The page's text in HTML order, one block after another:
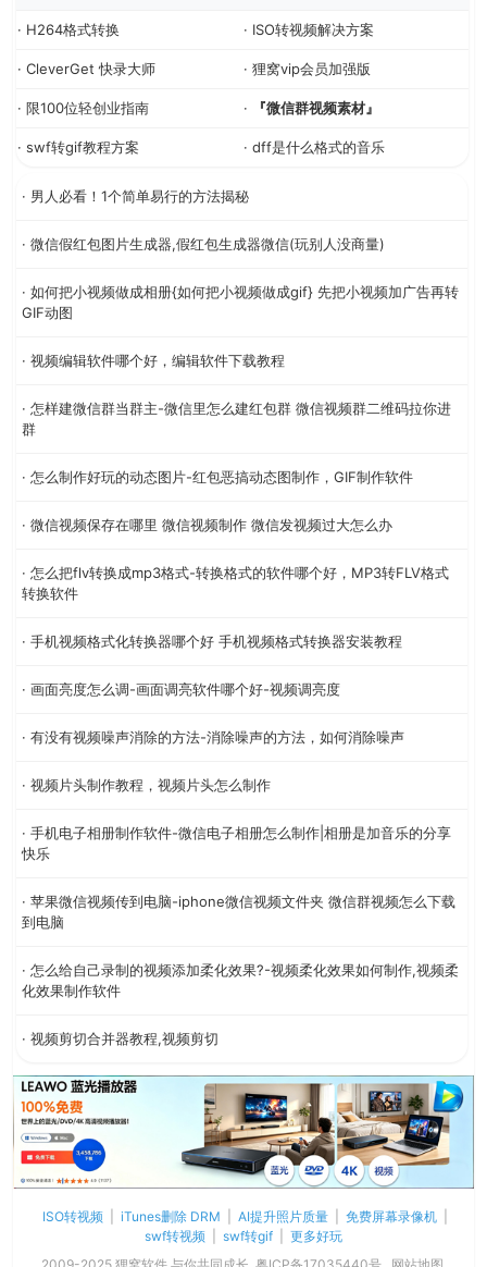
· H264格式转换 · ISO转视频解决方案
· CleverGet 快录大师 · 狸窝vip会员加强版
· 限100位轻创业指南 · 『微信群视频素材』
· swf转gif教程方案 · dff是什么格式的音乐
· 男人必看！1个简单易行的方法揭秘
· 微信假红包图片生成器,假红包生成器微信(玩别人没商量)
· 如何把小视频做成相册{如何把小视频做成gif} 先把小视频加广告再转
GIF动图
· 视频编辑软件哪个好，编辑软件下载教程
· 怎样建微信群当群主-微信里怎么建红包群 微信视频群二维码拉你进
群
· 怎么制作好玩的动态图片-红包恶搞动态图制作，GIF制作软件
· 微信视频保存在哪里 微信视频制作 微信发视频过大怎么办
· 怎么把flv转换成mp3格式-转换格式的软件哪个好，MP3转FLV格式
转换软件
· 手机视频格式化转换器哪个好 手机视频格式转换器安装教程
· 画面亮度怎么调-画面调亮软件哪个好-视频调亮度
· 有没有视频噪声消除的方法-消除噪声的方法，如何消除噪声
· 视频片头制作教程，视频片头怎么制作
· 手机电子相册制作软件-微信电子相册怎么制作|相册是加音乐的分享
快乐
· 苹果微信视频传到电脑-iphone微信视频文件夹 微信群视频怎么下载
到电脑
· 怎么给自己录制的视频添加柔化效果?-视频柔化效果如何制作,视频柔
化效果制作软件
· 视频剪切合并器教程,视频剪切
ISO转视频 iTunes删除 DRM AI提升照片质量 免费屏幕录像机
swf转视频
swf转gif
更多好玩